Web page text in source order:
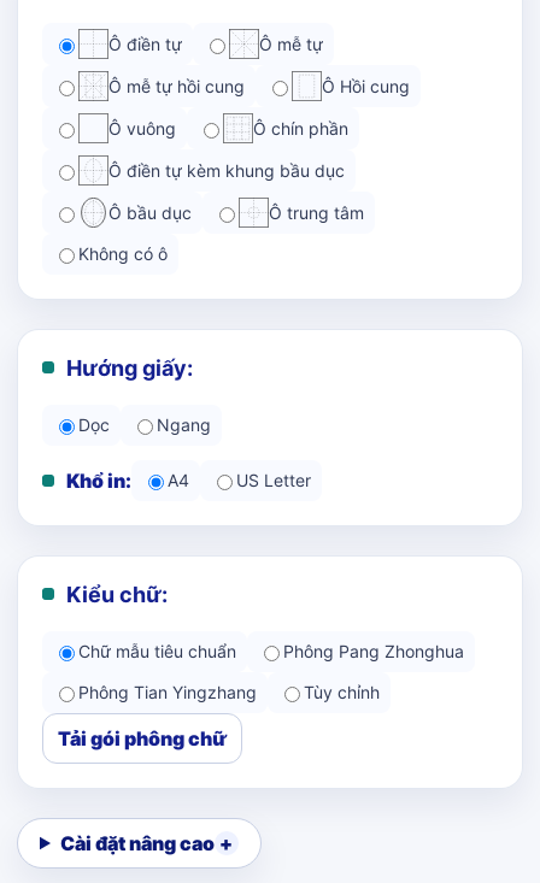
Ô điền tự Ô mễ tự
Ô mễ tự hồi cung Ô Hồi cung
Ô vuông Ô chín phần
Ô điền tự kèm khung bầu dục
Ô bầu dục Ô trung tâm
Không có ô
Hướng giấy:
Dọc Ngang
Khổ in: A4 US Letter
Kiểu chữ:
Chữ mẫu tiêu chuẩn
Phông Pang Zhonghua
Phông Tian Yingzhang
Tùy chỉnh
Tải gói phông chữ
Cài đặt nâng cao